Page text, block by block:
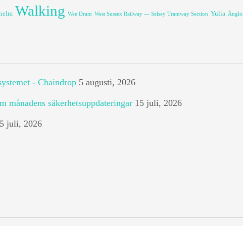
Walking Wee Dram West Sussex Railway — Selsey Tramway Section Yulia
- Chaindrop 5 augusti, 2026
månadens säkerhetsuppdateringar 15 juli, 2026
juli, 2026